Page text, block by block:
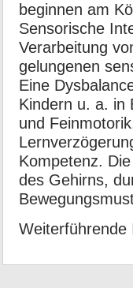
beginnen am
Sensorische
Verarbeitung
gelungenen
Eine
Kindern u. a. in
und
Kompetenz.
des Gehirns,
Weiterführende